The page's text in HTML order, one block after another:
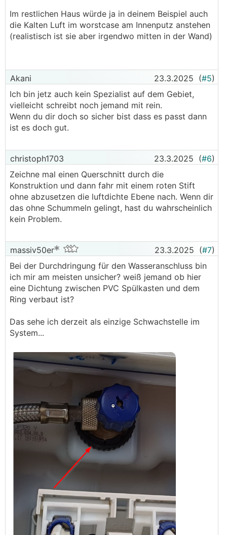
Im restlichen Haus würde ja in deinem Beispiel auch
die Kalten Luft im worstcase am Innenputz anstehen
(realistisch ist sie aber irgendwo mitten in der Wand)
Akani 23.3.2025 (#5)
Ich bin jetz auch kein Spezialist auf dem Gebiet,
vielleicht schreibt noch jemand mit rein.
Wenn du dir doch so sicher bist dass es passt dann
ist es doch gut.
christoph1703 23.3.2025 (#6)
Zeichne mal einen Querschnitt durch die
Konstruktion und dann fahr mit einem roten Stift
ohne abzusetzen die luftdichte Ebene nach. Wenn dir
das ohne Schummeln gelingt, hast du wahrscheinlich
kein Problem.
massiv50er 23.3.2025 (#7)
Bei der Durchdringung für den Wasseranschluss bin
ich mir am meisten unsicher? weiß jemand ob hier
eine Dichtung zwischen PVC Spülkasten und dem
Ring verbaut ist?
Das sehe ich derzeit als einzige Schwachstelle im
System...